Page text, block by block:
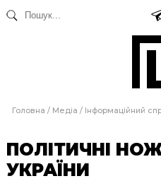
Головна / Медіа / Інформаційний
ПОЛІТИЧНІ
УКРАЇНИ